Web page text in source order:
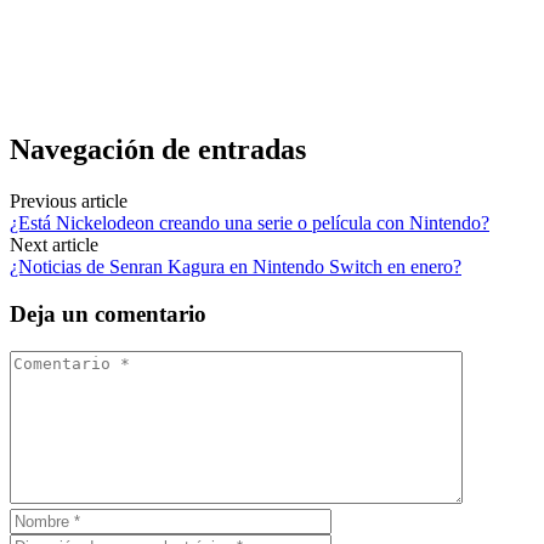
Navegación de entradas
Previous article
¿Está Nickelodeon creando una serie o película con Nintendo?
Next article
¿Noticias de Senran Kagura en Nintendo Switch en enero?
Deja un comentario